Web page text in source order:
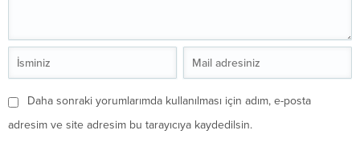
Daha sonraki yorumlarımda kullanılması için adım, e-posta
adresim ve site adresim bu tarayıcıya kaydedilsin.